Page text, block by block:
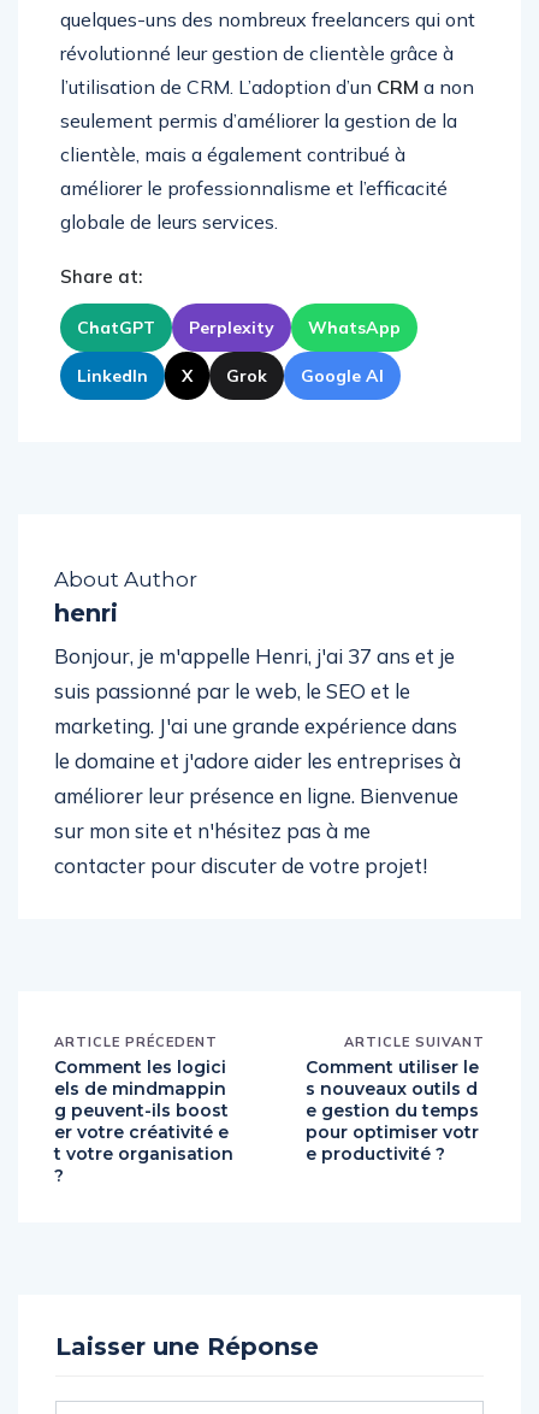
quelques-uns des nombreux freelancers qui ont
révolutionné leur gestion de clientèle grâce à
l’utilisation de CRM. L’adoption d’un CRM a non
seulement permis d’améliorer la gestion de la
clientèle, mais a également contribué à
améliorer le professionnalisme et l’efficacité
globale de leurs services.
Share at:
ChatGPT Perplexity WhatsApp
LinkedIn X Grok Google AI
About Author
henri
Bonjour, je m'appelle Henri, j'ai 37 ans et je
suis passionné par le web, le SEO et le
marketing. J'ai une grande expérience dans
le domaine et j'adore aider les entreprises à
améliorer leur présence en ligne. Bienvenue
sur mon site et n'hésitez pas à me
contacter pour discuter de votre projet!
ARTICLE PRÉCEDENT
Comment les logici
els de mindmappin
g peuvent-ils boost
er votre créativité e
t votre organisation
?
ARTICLE SUIVANT
Comment utiliser le
s nouveaux outils d
e gestion du temps
pour optimiser votr
e productivité ?
Laisser une Réponse